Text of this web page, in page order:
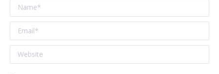
Name *
Email *
Website